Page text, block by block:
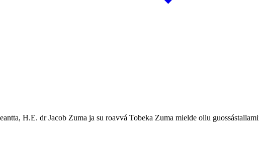
H.E. dr Jacob Zuma ja su roavvá Tobeka Zuma mielde ollu